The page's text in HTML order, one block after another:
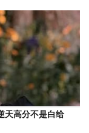
天高分不是白给